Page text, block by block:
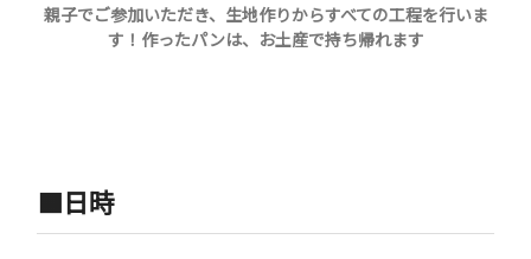
親子でご参加いただき、生地作りからすべての工程を行いま
す！作ったパンは、お土産で持ち帰れます
🟧日時